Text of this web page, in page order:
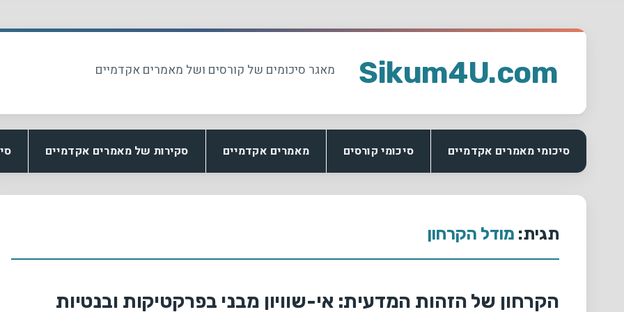
Sikum4U.com מאגר סיכומים של קורסים ושל מאמרים אקדמיים
סיכומי מאמרים אקדמיים סיכומי קורסים מאמרים אקדמיים סקירות של מאמרים אקדמיים
תגית: מודל הקרחון
הקרחון של הזהות המדעית: אי-שוויון מבני בפרקטיקות ובנטיות